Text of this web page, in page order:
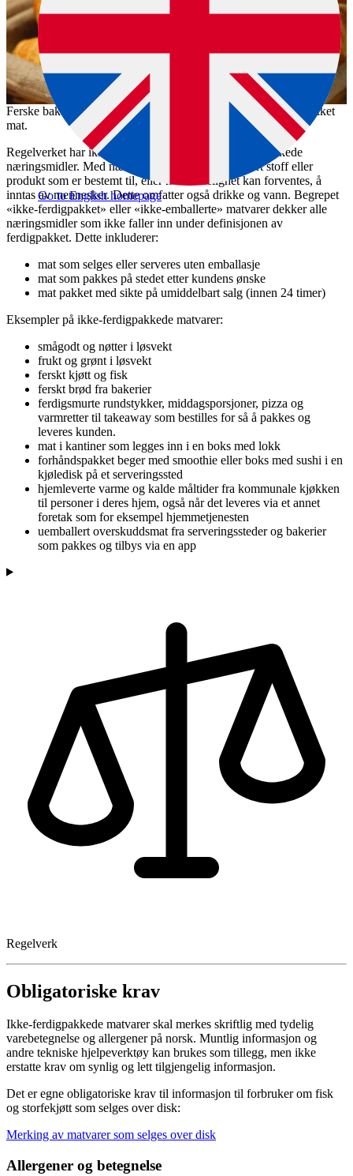
Go to English homepage
Ferske bakervarer fra bakerier er et eksempel på ikke-ferdigpakket
mat.
Regelverket har ikke egen definisjon på ikke-ferdigpakkede
næringsmidler. Med næringsmidler mener vi ethvert stoff eller
produkt som er bestemt til, eller med rimelighet kan forventes, å
inntas av mennesker. Dette omfatter også drikke og vann. Begrepet
«ikke-ferdigpakket» eller «ikke-emballerte» matvarer dekker alle
næringsmidler som ikke faller inn under definisjonen av
ferdigpakket. Dette inkluderer:
mat som selges eller serveres uten emballasje
mat som pakkes på stedet etter kundens ønske
mat pakket med sikte på umiddelbart salg (innen 24 timer)
Eksempler på ikke-ferdigpakkede matvarer:
smågodt og nøtter i løsvekt
frukt og grønt i løsvekt
ferskt kjøtt og fisk
ferskt brød fra bakerier
ferdigsmurte rundstykker, middagsporsjoner, pizza og
varmretter til takeaway som bestilles for så å pakkes og
leveres kunden.
mat i kantiner som legges inn i en boks med lokk
forhåndspakket beger med smoothie eller boks med sushi i en
kjøledisk på et serveringssted
hjemleverte varme og kalde måltider fra kommunale kjøkken
til personer i deres hjem, også når det leveres via et annet
foretak som for eksempel hjemmetjenesten
uemballert overskuddsmat fra serveringssteder og bakerier
som pakkes og tilbys via en app
Regelverk
Obligatoriske krav
Ikke-ferdigpakkede matvarer skal merkes skriftlig med tydelig
varebetegnelse og allergener på norsk. Muntlig informasjon og
andre tekniske hjelpeverktøy kan brukes som tillegg, men ikke
erstatte krav om synlig og lett tilgjengelig informasjon.
Det er egne obligatoriske krav til informasjon til forbruker om fisk
og storfekjøtt som selges over disk:
Merking av matvarer som selges over disk
Allergener og betegnelse